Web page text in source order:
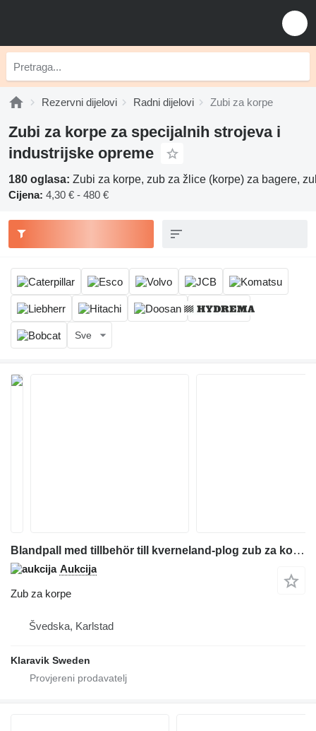
Rezervni dijelovi Radni dijelovi Zubi za korpe
Zubi za korpe za specijalnih strojeva i
industrijske opreme
180 oglasa: Zubi za korpe, zub za žlice (korpe) za bagere,
Cijena: 4,30 € - 480 €
Sve
Blandpall med tillbehör till kverneland-plog zub za korpe za građevinskog stroja
Aukcija
Zub za korpe
Švedska, Karlstad
Klaravik Sweden